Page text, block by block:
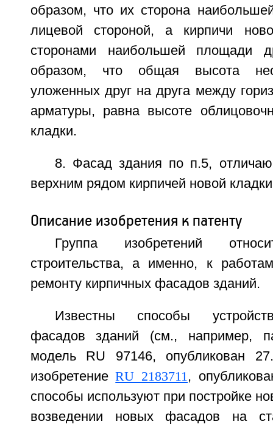
образом, что их сторона
лицевой стороной, а кирпичи
сторонами наибольшей площади
образом, что общая высота
уложенных друг на друга между
арматуры, равна высоте
кладки.
8. Фасад здания по п.5,
верхним рядом кирпичей новой
Описание изобретения к патенту
Группа изобретений
строительства, а именно, к
ремонту кирпичных фасадов зданий.
Известны способы
фасадов зданий (см., например,
модель RU 97146, опубликован
изобретениеRU 2183711,
способы используют при постройке
возведении новых фасадов на